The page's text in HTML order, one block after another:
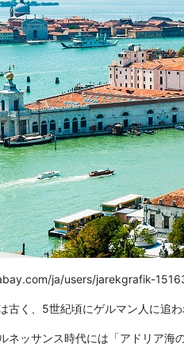
ja/users/jarekgrafik-
古く、5世紀頃にゲルマン人に追
ネッサンス時代には「アドリア海